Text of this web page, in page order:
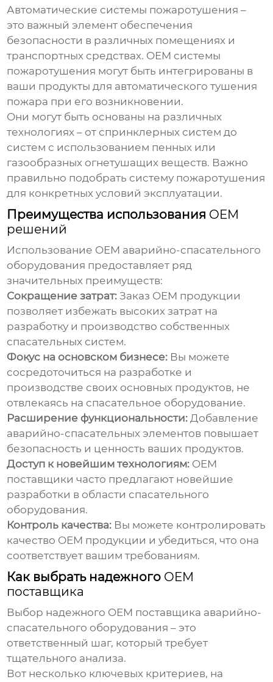
Автоматические системы пожаротушения –
это важный элемент обеспечения
безопасности в различных помещениях и
транспортных средствах. OEM системы
пожаротушения могут быть интегрированы в
ваши продукты для автоматического тушения
пожара при его возникновении.
Они могут быть основаны на различных
технологиях – от спринклерных систем до
систем с использованием пенных или
газообразных огнетушащих веществ. Важно
правильно подобрать систему пожаротушения
для конкретных условий эксплуатации.
Преимущества использования OEM
решений
Использование OEM аварийно-спасательного
оборудования предоставляет ряд
значительных преимуществ:
Сокращение затрат: Заказ OEM продукции
позволяет избежать высоких затрат на
разработку и производство собственных
спасательных систем.
Фокус на основском бизнесе: Вы можете
сосредоточиться на разработке и
производстве своих основных продуктов, не
отвлекаясь на спасательное оборудование.
Расширение функциональности: Добавление
аварийно-спасательных элементов повышает
безопасность и ценность ваших продуктов.
Доступ к новейшим технологиям: OEM
поставщики часто предлагают новейшие
разработки в области спасательного
оборудования.
Контроль качества: Вы можете контролировать
качество OEM продукции и убедиться, что она
соответствует вашим требованиям.
Как выбрать надежного OEM
поставщика
Выбор надежного OEM поставщика аварийно-
спасательного оборудования – это
ответственный шаг, который требует
тщательного анализа.
Вот несколько ключевых критериев, на